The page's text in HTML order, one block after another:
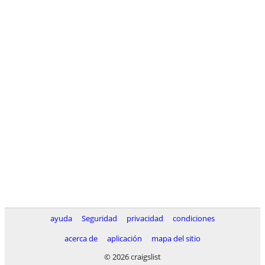
ayuda Seguridad privacidad
condiciones
acerca de
aplicación
mapa del sitio
© 2026 craigslist